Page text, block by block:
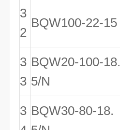
3
2
BQW100-22-15
3
3
BQW20-100-18.
5/N
3 BQW30-80-18.